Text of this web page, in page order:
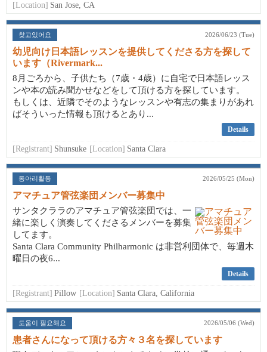
[Location] San Jose, CA
찾고있어요 2026/06/23 (Tue)
幼児向け日本語レッスンを提供してくださる方を探して
います（Rivermark...
8月ごろから、子供たち（7歳・4歳）に自宅で日本語レッス
ンや本の読み聞かせなどをして頂ける方を探しています。
もしくは、近隣でそのようなレッスンや有志の集まりがあれ
ばそういった情報も頂けるとあり...
Details
[Registrant] Shunsuke [Location] Santa Clara
동아리활동 2026/05/25 (Mon)
アマチュア管弦楽団メンバー募集中
サンタクララのアマチュア管弦楽団では、一
緒に楽しく演奏してくださるメンバーを募集
してます。
Santa Clara Community Philharmonic は非営利団体で、毎週木
曜日の夜6...
Details
[Registrant] Pillow [Location] Santa Clara, California
도움이 필요해요 2026/05/06 (Wed)
患者さんになって頂ける方々３名を探しています